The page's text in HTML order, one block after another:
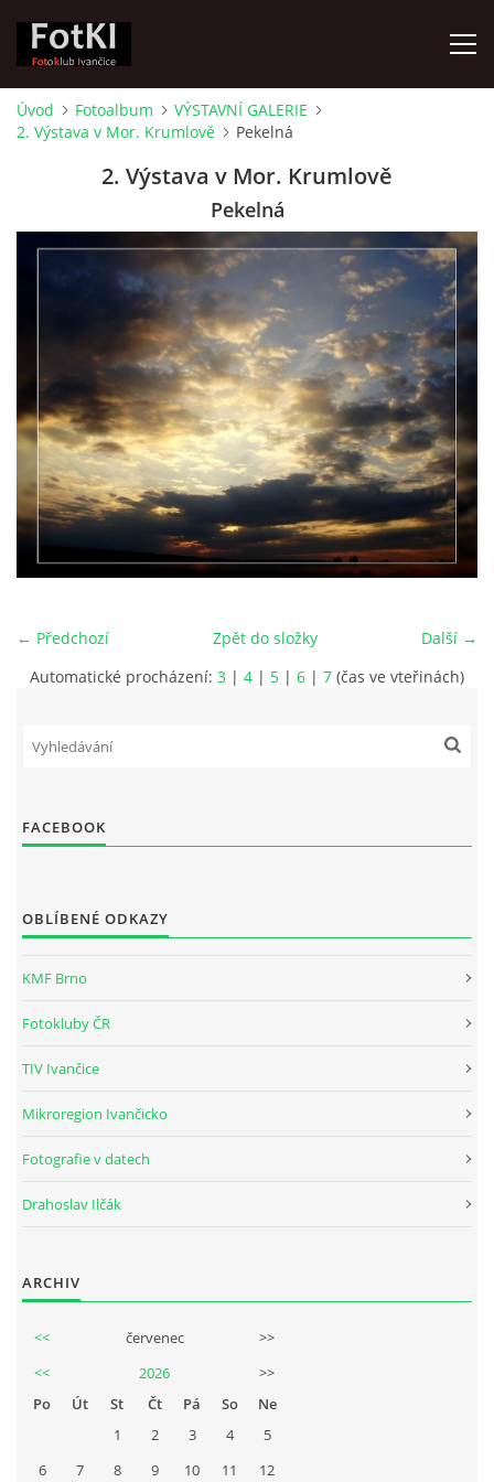
ÚVOD
FOTO VYCHÁZKY
ŽIVOT FOTOKLUBU
PRO ČLENY
STANOVY
ETICKÉ HODNOTY FOTOKLUBU
Fotoklub Ivančice - FotKI, z. s.
kontaktní osoba:
© 2026 eStránky.cz
Úvod Fotoalbum
VÝSTAVNÍ GALERIE
2. Výstava v Mor. Krumlově
Pekelná
2. Výstava v Mor. Krumlově
Pekelná
← Předchozí Další →
Zpět do složky
Automatické procházení: 3 | 4 | 5 | 6 | 7 (čas ve vteřinách)
FACEBOOK
OBLÍBENÉ ODKAZY
KMF Brno
Fotokluby ČR
TIV Ivančice
Mikroregion Ivančicko
Fotografie v datech
Drahoslav Ilčák
ARCHIV
<< červenec
>>
<<
2026
>>
Po
Út St Čt Pá So
Ne
1
2 3 4
5
6
7 8 9 10 11 12